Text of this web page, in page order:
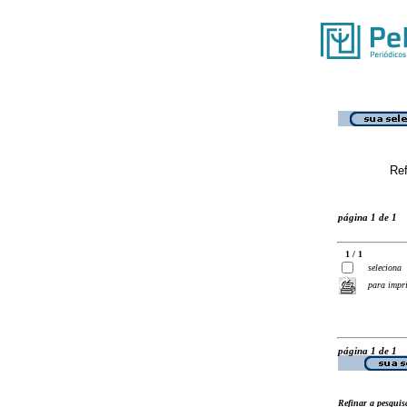
página 1 de 1
1 / 1
seleciona
para
página 1 de 1
Refinar a